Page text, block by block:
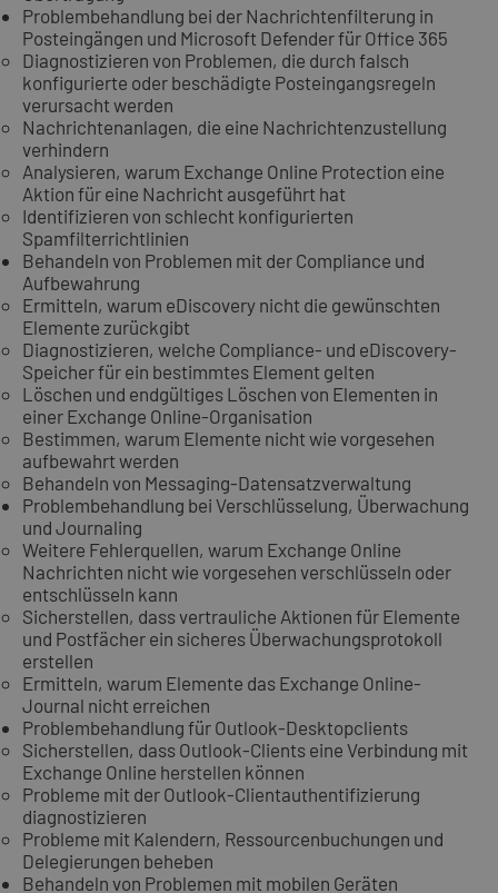
Problembehandlung bei der Nachrichtenfilterung in
Posteingängen und Microsoft Defender für Office 365
Diagnostizieren von Problemen, die durch falsch
konfigurierte oder beschädigte Posteingangsregeln
verursacht werden
Nachrichtenanlagen, die eine Nachrichtenzustellung
verhindern
Analysieren, warum Exchange Online Protection eine
Aktion für eine Nachricht ausgeführt hat
Identifizieren von schlecht konfigurierten
Spamfilterrichtlinien
Behandeln von Problemen mit der Compliance und
Aufbewahrung
Ermitteln, warum eDiscovery nicht die gewünschten
Elemente zurückgibt
Diagnostizieren, welche Compliance- und eDiscovery-
Speicher für ein bestimmtes Element gelten
Löschen und endgültiges Löschen von Elementen in
einer Exchange Online-Organisation
Bestimmen, warum Elemente nicht wie vorgesehen
aufbewahrt werden
Behandeln von Messaging-Datensatzverwaltung
Problembehandlung bei Verschlüsselung, Überwachung
und Journaling
Weitere Fehlerquellen, warum Exchange Online
Nachrichten nicht wie vorgesehen verschlüsseln oder
entschlüsseln kann
Sicherstellen, dass vertrauliche Aktionen für Elemente
und Postfächer ein sicheres Überwachungsprotokoll
erstellen
Ermitteln, warum Elemente das Exchange Online-
Journal nicht erreichen
Problembehandlung für Outlook-Desktopclients
Sicherstellen, dass Outlook-Clients eine Verbindung mit
Exchange Online herstellen können
Probleme mit der Outlook-Clientauthentifizierung
diagnostizieren
Probleme mit Kalendern, Ressourcenbuchungen und
Delegierungen beheben
Behandeln von Problemen mit mobilen Geräten